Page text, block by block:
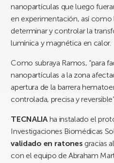
nanopartículas que luego
en experimentación, así como
determinar y controlar la
lumínica y magnética en calor.
Como subraya Ramos, “para
nanopartículas a la zona
apertura de la barrera
controlada, precisa y
TECNALIAha instalado el
Investigaciones Biomédicas
validado en ratones gracias
con el equipo de Abraham